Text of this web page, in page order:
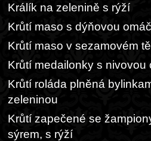
Králík na zelenině s rýží
Krůtí maso s dýňovou
Krůtí maso v sezamovém
Krůtí medailonky s nivovou
Krůtí roláda plněná
zeleninou
Krůtí zapečené se
sýrem, s rýží